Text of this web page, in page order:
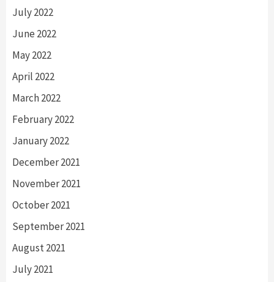
July 2022
June 2022
May 2022
April 2022
March 2022
February 2022
January 2022
December 2021
November 2021
October 2021
September 2021
August 2021
July 2021